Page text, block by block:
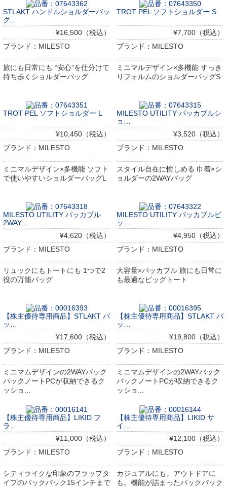
STLAKT ハンドルショルダーバッ
グ…
¥16,500（税込）
ブランド：MILESTO
旅にも日常にも “安心”を仕分けて
持ち歩くショルダーバッグ
TROT PEL ソフトショルダー S
¥7,700（税込）
ブランド：MILESTO
ミニマルデザイン×多機能 すっき
りフォルムのショルダーバッグS
TROT PEL ソフトショルダー L
¥10,450（税込）
ブランド：MILESTO
ミニマルデザイン×多機能 ソフト
で使いやすいショルダーバッグL
MILESTO UTILITY パッカブルシ
ョ…
¥3,520（税込）
ブランド：MILESTO
スタイル自在に愉しめる 巾着×シ
ョルダーの2WAYバッグ
MILESTO UTILITY パッカブル
2WAY…
¥4,620（税込）
ブランド：MILESTO
リュックにもトートにも 1つで2
役の万能バッグ
MILESTO UTILITY パッカブルビ
ッ…
¥4,950（税込）
ブランド：MILESTO
大容量×パッカブル 旅にも日常に
も最適なビッグトート
【株主優待専用商品】STLAKT バ
ッ…
¥17,600（税込）
ブランド：MILESTO
ミニマムデザインの2WAYバック
パックノートPCが収納できるク
ッショ...
【株主優待専用商品】STLAKT バ
ッ…
¥19,800（税込）
ブランド：MILESTO
ミニマムデザインの2WAYバック
パックノートPCが収納できるク
ッショ...
【株主優待専用商品】LIKID フ
ラ…
¥11,000（税込）
ブランド：MILESTO
シティライクな印象のフラップタ
イプのバックパック15インチまで
【株主優待専用商品】LIKID サ
イ…
¥12,100（税込）
ブランド：MILESTO
カジュアルにも。アウトドアに
も。機能が詰まったバックパック